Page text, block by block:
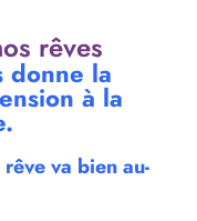
rêves
donne la
à la
va bien au-